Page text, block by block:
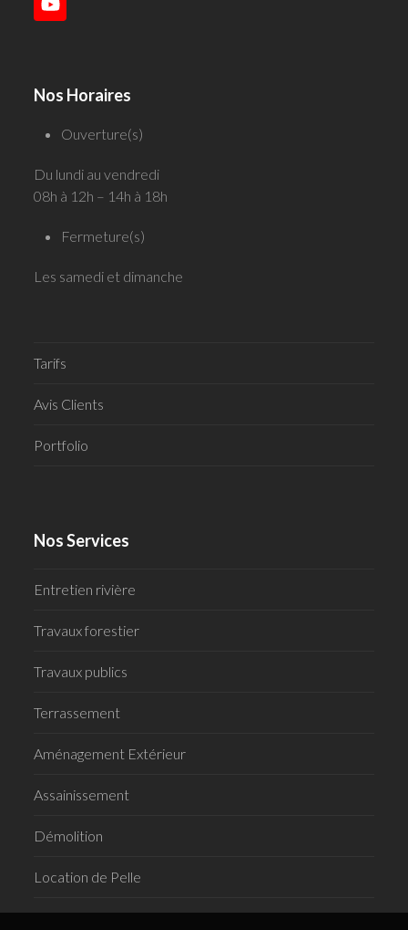
YouTube
Nos Horaires
Ouverture(s)
Du lundi au vendredi
08h à 12h – 14h à 18h
Fermeture(s)
Les samedi et dimanche
Tarifs
Avis Clients
Portfolio
Nos Services
Entretien rivière
Travaux forestier
Travaux publics
Terrassement
Aménagement Extérieur
Assainissement
Démolition
Location de Pelle